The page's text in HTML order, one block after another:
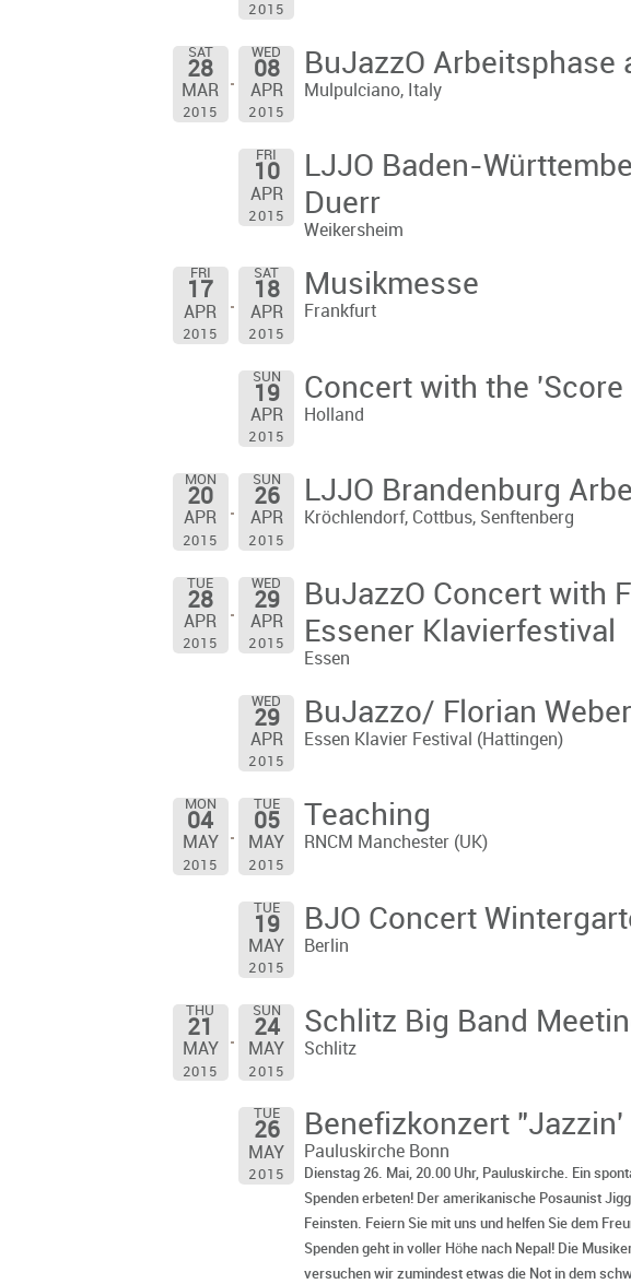
2015
SAT
28
MAR
2015
WED
08
APR
2015
BuJazzO Arbeitsphase
Mulpulciano, Italy
FRI
10
APR
2015
LJJO Baden-
Duerr
Weikersheim
FRI
17
APR
2015
SAT
18
APR
2015
Musikmesse
Frankfurt
SUN
19
APR
2015
Concert with the
Holland
MON
20
APR
2015
SUN
26
APR
2015
LJJO Brandenburg
Kröchlendorf, Cottbus, Senftenberg
TUE
28
APR
2015
WED
29
APR
2015
BuJazzO Concert with
Essener Klavierfestival
Essen
WED
29
APR
2015
BuJazzo/ Florian Weber
Essen Klavier Festival (Hattingen)
MON
04
MAY
2015
TUE
05
MAY
2015
Teaching
RNCM Manchester (UK)
TUE
19
MAY
2015
BJO Concert
Berlin
THU
21
MAY
2015
SUN
24
MAY
2015
Schlitz Big Band
Schlitz
TUE
26
MAY
2015
Benefizkonzert "Jazzin'
Pauluskirche Bonn
Dienstag 26. Mai, 20.00 Uhr, Pauluskirche. Ein
Spenden erbeten! Der amerikanische Posaunist
Feinsten. Feiern Sie mit uns und helfen Sie dem
Spenden geht in voller Höhe nach Nepal! Die
versuchen wir zumindest etwas die Not in dem